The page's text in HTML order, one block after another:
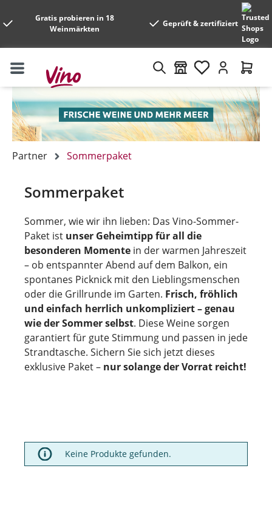
Gratis probieren in 18
Weinmärkten
Geprüft & zertifiziert
Partner Sommerpaket
Sommerpaket
Sommer, wie wir ihn lieben: Das Vino-Sommer-
Paket ist unser Geheimtipp für all die
besonderen Momente in der warmen Jahreszeit
– ob entspannter Abend auf dem Balkon, ein
spontanes Picknick mit den Lieblingsmenschen
oder die Grillrunde im Garten. Frisch, fröhlich
und einfach herrlich unkompliziert – genau
wie der Sommer selbst. Diese Weine sorgen
garantiert für gute Stimmung und passen in jede
Strandtasche. Sichern Sie sich jetzt dieses
exklusive Paket – nur solange der Vorrat reicht!
Keine Produkte gefunden.